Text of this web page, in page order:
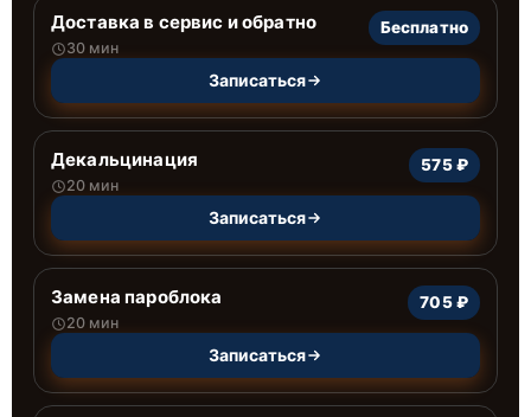
Доставка в сервис и обратно
30 мин
Бесплатно
Записаться
Декальцинация
20 мин
575 ₽
Записаться
Замена пароблока
20 мин
705 ₽
Записаться